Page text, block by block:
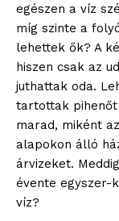
egészen a víz
míg szinte a
lehettek ők? A
hiszen csak az
juthattak oda.
tartottak
marad, miként
alapokon álló
árvizeket.
évente egyszer-
víz?